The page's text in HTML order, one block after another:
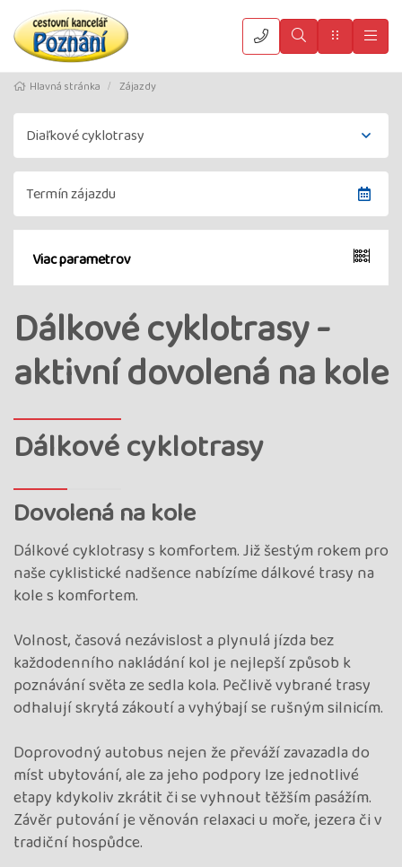
VyhledatMenu
Hlavná stránka Zájazdy
Viac parametrov
Dálkové cyklotrasy -
aktivní dovolená na kole
Dálkové cyklotrasy
Dovolená na kole
Dálkové cyklotrasy s komfortem. Již šestým rokem pro
naše cyklistické nadšence nabízíme dálkové trasy na
kole s komfortem.
Volnost, časová nezávislost a plynulá jízda bez
každodenního nakládání kol je nejlepší způsob k
poznávání světa ze sedla kola. Pečlivě vybrané trasy
odhalují skrytá zákoutí a vyhýbají se rušným silnicím.
Doprovodný autobus nejen že převáží zavazadla do
míst ubytování, ale za jeho podpory lze jednotlivé
etapy kdykoliv zkrátit či se vyhnout těžším pasážím.
Závěr putování je věnován relaxaci u moře, jezera či v
tradiční hospůdce.